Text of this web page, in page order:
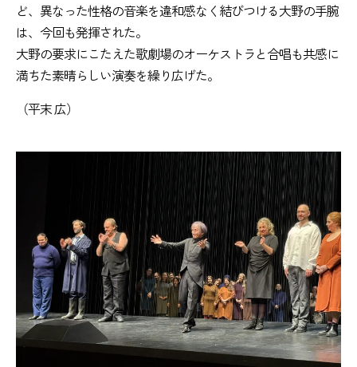
ど、異なった性格の音楽を違和感なく結びつける大野の手腕
は、今回も発揮された。
大野の要求にこたえた歌劇場のオーケストラと合唱も共感に
満ちた素晴らしい演奏を繰り広げた。
（平末 広）